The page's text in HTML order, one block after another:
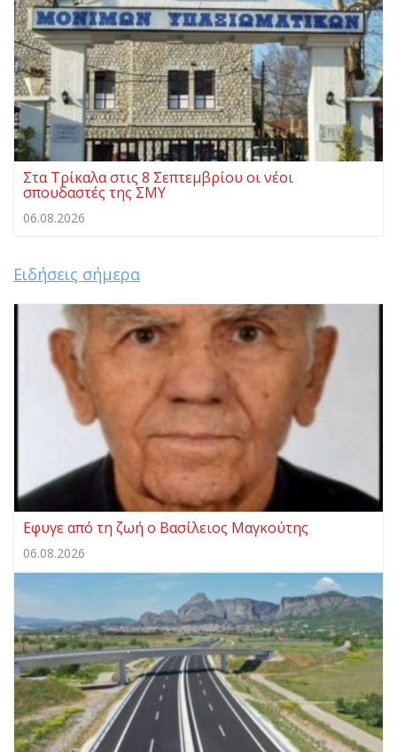
Στα Τρίκαλα στις 8 Σεπτεμβρίου οι νέοι
σπουδαστές της ΣΜΥ
06.08.2026
Ειδήσεις σήμερα
Eφυγε από τη ζωή ο Βασίλειος Μαγκούτης
06.08.2026